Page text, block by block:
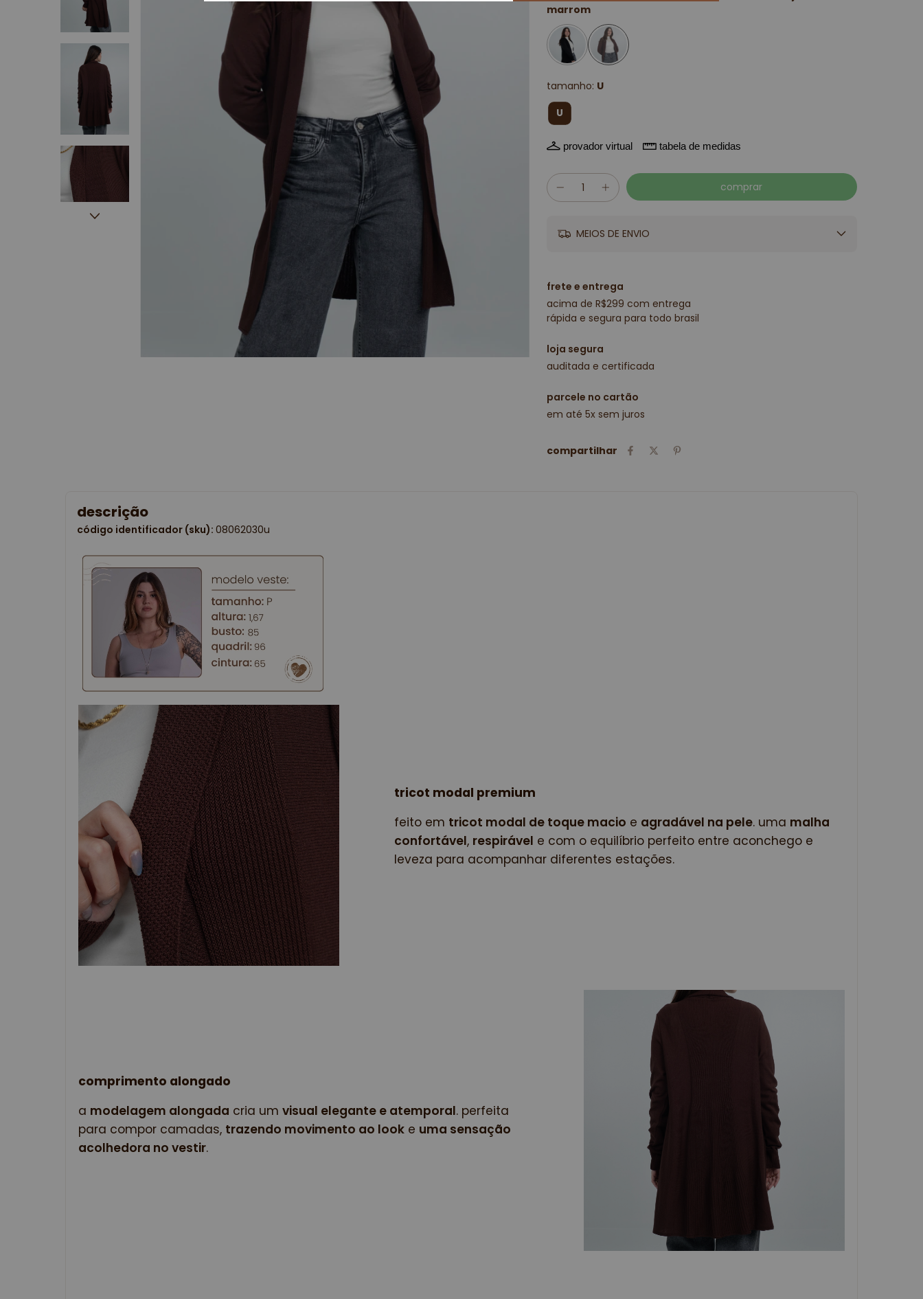
marrom
tamanho: U
U
provador virtual tabela de medidas
MEIOS DE ENVIO
frete e entrega
acima de R$299 com entrega
rápida e segura para todo brasil
loja segura
auditada e certificada
parcele no cartão
em até 5x sem juros
compartilhar
descrição
código identificador (sku): 08062030u
tricot modal premium
feito em tricot modal de toque macio e agradável na pele. uma malha
confortável, respirável e com o equilíbrio perfeito entre aconchego e
leveza para acompanhar diferentes estações.
comprimento alongado
a modelagem alongada cria um visual elegante e atemporal. perfeita
para compor camadas, trazendo movimento ao look e uma sensação
acolhedora no vestir.